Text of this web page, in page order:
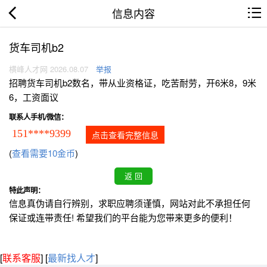
信息内容
货车司机b2
横峰人才网 2026.08.07 举报
招聘货车司机b2数名，带从业资格证，吃苦耐劳，开6米8，9米
6，工资面议
联系人手机/微信：
151****9399 点击查看完整信息
(查看需要10金币)
特此声明：
信息真伪请自行辨别，求职应聘须谨慎，网站对此不承担任何
保证或连带责任! 希望我们的平台能为您带来更多的便利！
[联系客服] [最新找人才]